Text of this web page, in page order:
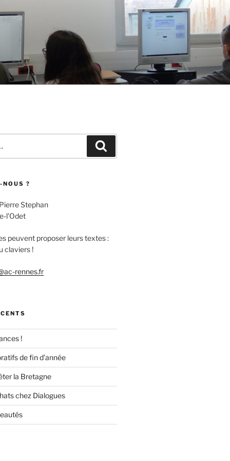
?
Stephan
l’Odet
peuvent proposer leurs textes :
claviers !
rennes.fr
!
de fin d’année
la Bretagne
chez Dialogues